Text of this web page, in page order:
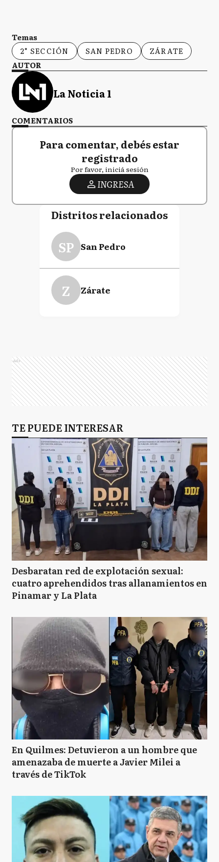
Temas
2° SECCIÓN
SAN PEDRO
ZÁRATE
AUTOR
La Noticia 1
COMENTARIOS
Para comentar, debés estar
registrado
Por favor, iniciá sesión
INGRESA
Distritos relacionados
SP San Pedro
Z Zárate
Ads
TE PUEDE INTERESAR
Desbaratan red de explotación sexual:
cuatro aprehendidos tras allanamientos en
Pinamar y La Plata
En Quilmes: Detuvieron a un hombre que
amenazaba de muerte a Javier Milei a
través de TikTok